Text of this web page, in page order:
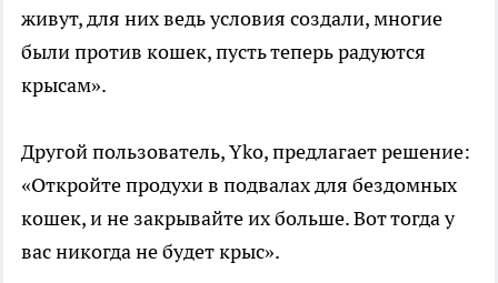
живут, для них ведь условия создали, многие
были против кошек, пусть теперь радуются
крысам».
Другой пользователь, Yko, предлагает решение:
«Откройте продухи в подвалах для бездомных
кошек, и не закрывайте их больше. Вот тогда у
вас никогда не будет крыс».